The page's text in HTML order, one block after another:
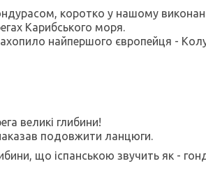
коротко у нашому
Карибського моря.
найпершого європейця -
великі глибини!
подовжити ланцюги.
що іспанською звучить як -